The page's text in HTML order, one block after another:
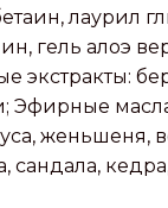
лаурил
гель алоэ
экстракты:
Эфирные
женьшеня,
сандала,